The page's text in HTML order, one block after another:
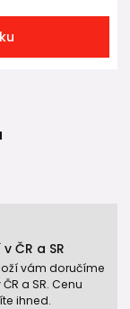
ČR a SR
vám doručíme
a SR. Cenu
ihned.